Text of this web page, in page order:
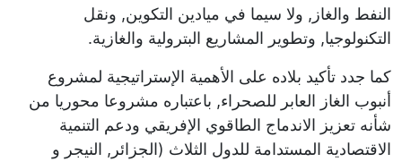
النفط والغاز, ولا سيما في ميادين التكوين, ونقل
التكنولوجيا, وتطوير المشاريع البترولية والغازية.
كما جدد تأكيد بلاده على الأهمية الإستراتيجية لمشروع
أنبوب الغاز العابر للصحراء, باعتباره مشروعا محوريا من
شأنه تعزيز الاندماج الطاقوي الإفريقي ودعم التنمية
الاقتصادية المستدامة للدول الثلاث (الجزائر, النيجر و